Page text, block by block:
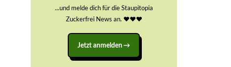
...und melde dich für die Staupitopia
Zuckerfrei News an. ♥️♥️♥️
Jetzt anmelden